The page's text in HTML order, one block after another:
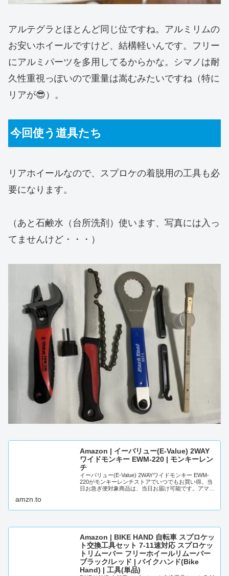
アルテグラとほとんど同じ位ですね。アルミリムの
お安いホイールですけど、結構軽いんです。フリー
にアルミパーツを多用してるからかな。シマノは耐
久性重視っぽいので重量は嵩むみたいですね（特に
リアが😎）。
今回使う道具たち
リアホイールなので、スプロケの着脱用の工具も必
要になります。
（あと石鹸水（台所洗剤）使います、写真には入っ
てませんけど・・・）
Amazon | イーバリュー(E-Value) 2WAY
ワイドモンキー EWM-220 | モンキーレン
チ
イーバリュー(E-Value) 2WAYワイドモンキー EWM-
220がモンキーレンチストアでいつでもお買い得。当
日お急ぎ便対象商品は、当日お届け可能です。アマゾ
amzn.to
Amazon | BIKE HAND 自転車 スプロケッ
ト交換工具セット 7-11速対応 スプロケッ
トリムーバー フリーホイールリムーバー
ブラック/レッド | バイクハンド(Bike
Hand) | 工具(単品)